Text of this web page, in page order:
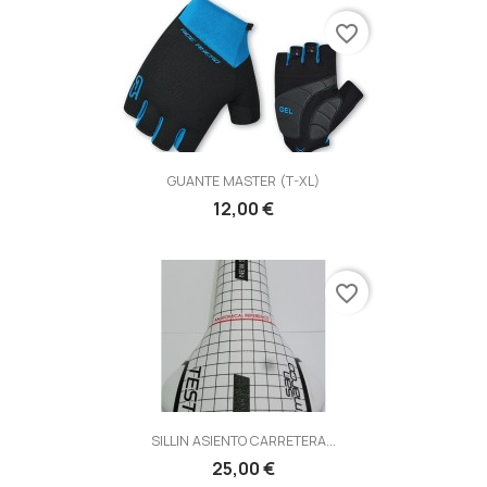
GUANTE MASTER (T-XL)
12,00 €
favorite_border
SILLIN ASIENTO CARRETERA...
25,00 €
favorite_border